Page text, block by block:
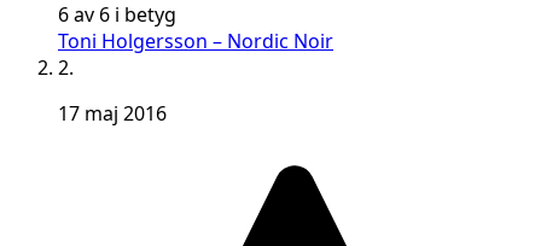
6 av 6 i betyg
Toni Holgersson – Nordic Noir
2.
17 maj 2016